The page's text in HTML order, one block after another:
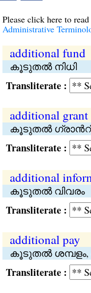
Please click here to
Administrative
additional fund
കൂടുതൽ നിധി
:
additional grant
കൂടുതൽ
:
additional
കൂടുതൽ വിവരം
:
additional pay
കൂടുതൽ ശമ്പളം,
: